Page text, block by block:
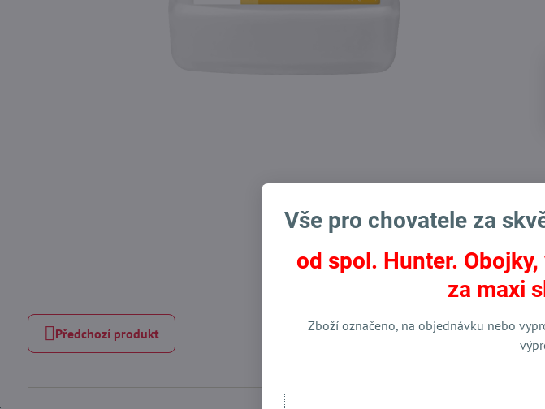
FacebookTwitterBluesky
Předchozí produkt
Vše pro chovatele za
od spol. Hunter.
za maxi
Zboží označeno, na objednávku nebo